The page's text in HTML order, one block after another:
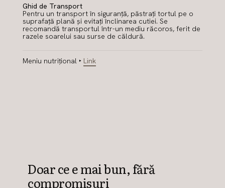
Ghid de Transport
Pentru un transport în siguranță, păstrați tortul pe o
suprafață plană și evitați înclinarea cutiei. Se
recomandă transportul într-un mediu răcoros, ferit de
razele soarelui sau surse de căldură.
Meniu nutrițional ‣ Link
Doar ce e mai bun, fără
compromisuri